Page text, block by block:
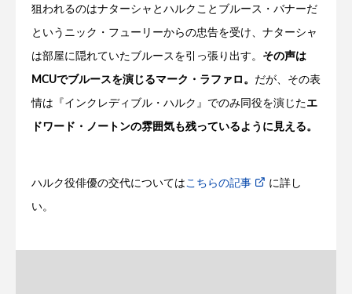
狙われるのはナターシャとハルクことブルース・バナーだ
というニック・フューリーからの忠告を受け、ナターシャ
は部屋に隠れていたブルースを引っ張り出す。 その声は
MCUでブルースを演じるマーク・ラファロ。 だが、その表
情は『インクレディブル・ハルク』でのみ同役を演じたエ
ドワード・ノートンの雰囲気も残っているように見える。
ハルク役俳優の交代についてはこちらの記事 に詳し
い。